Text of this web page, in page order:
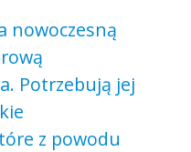
nowoczesną
Potrzebują jej
z powodu